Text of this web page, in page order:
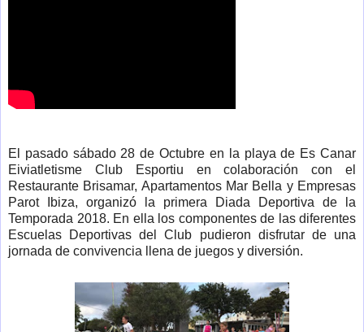
El pasado sábado 28 de Octubre en la playa de Es Canar
Eiviatletisme Club Esportiu en colaboración con el
Restaurante Brisamar, Apartamentos Mar Bella y Empresas
Parot Ibiza, organizó la primera Diada Deportiva de la
Temporada 2018. En ella los componentes de las diferentes
Escuelas Deportivas del Club pudieron disfrutar de una
jornada de convivencia llena de juegos y diversión.